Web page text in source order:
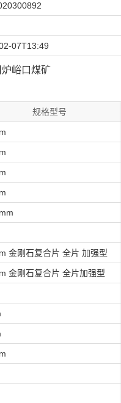
07T13:49
峪口煤矿
规格型号
金刚石复合片 全片 加强型
金刚石复合片 全片加强型